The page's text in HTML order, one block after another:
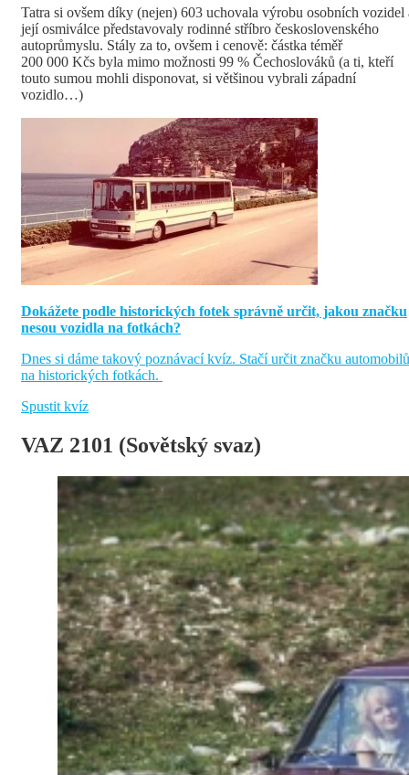
Tatra si ovšem díky (nejen) 603 uchovala výrobu osobních vozidel
její osmiválce představovaly rodinné stříbro československého
autoprůmyslu. Stály za to, ovšem i cenově: částka téměř
200 000 Kčs byla mimo možnosti 99 % Čechoslováků (a ti, kteří
touto sumou mohli disponovat, si většinou vybrali západní
vozidlo…)
Dokážete podle historických fotek správně určit, jakou značku
nesou vozidla na fotkách?
Dnes si dáme takový poznávací kvíz. Stačí určit značku automobilů
na historických fotkách.
Spustit kvíz
VAZ 2101 (Sovětský svaz)